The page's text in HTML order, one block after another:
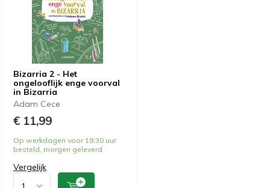
Bizarria 2 - Het
ongelooflijk enge voorval
in Bizarria
Adam Cece
€ 11,99
Op werkdagen voor 19:30 uur
besteld, morgen geleverd
Vergelijk